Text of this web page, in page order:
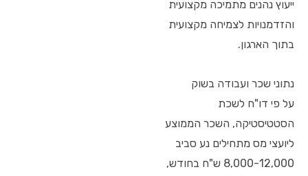
ייעוץ נהנים מתמיכה מקצועית
והזדמנויות לצמיחה מקצועית
בתוך הארגון.
נתוני שכר ועבודה בשוק
על פי דו"ח לשכת
הסטטיסטיקה, השכר הממוצע
ליועצי מס מתחילים נע סביב
8,000-12,000 ש"ח בחודש,